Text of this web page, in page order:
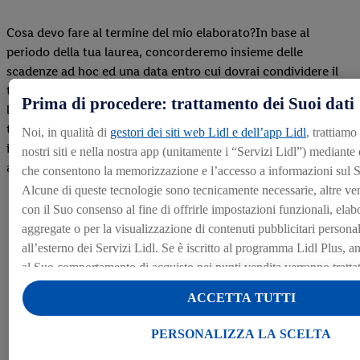
Cosa devo fare al termine del mio elaborato?In base al
periodo della tua laurea, concorderemo insieme delle
scadenze ad hoc ed una data entro cui dovrai condividere il
tuo elaborato con il tuo tutor aziendale, mettendo in CC
l'indirizzo mail tesidilaurea@lidl.it .Nel caso in cui il
tuo docente relatore debba approvare il tutto, ti chiediamo di
inviarci i materiali dopo la sua approvazione, così da avere poi
anche la nostra conferma definitiva.
Ed eccoci arrivati al grande
traguardo della laurea!?
Tagga Lidl Italia nei tuoi post LinkedIn dedicati a
Prima di procedere: trattamento dei Suoi dati
Noi, in qualità di gestori dei siti web Lidl e dell’app Lidl,
nostri siti e nella nostra app (unitamente i “Servizi Lidl”) mediante
che consentono la memorizzazione e l’accesso a informazioni sul
Alcune di queste tecnologie sono tecnicamente necessarie, altre
con il Suo consenso al fine di offrirle impostazioni funzionali,
aggregate o per la visualizzazione di contenuti pubblicitari
all’esterno dei Servizi Lidl. Se è iscritto al programma Lidl Plus,
al Suo comportamento di acquisto nei punti vendita verranno
Alla voce “Personalizza la scelta” può gestire singolarmente le
dei Suoi dati e consultare ulteriori informazioni in merito al
PERSONALIZZA LA SCELTA
ACCETTA TUTTI